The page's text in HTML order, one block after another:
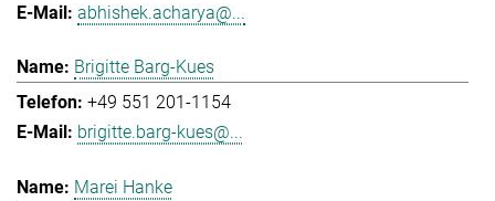
abhishek.acharya@...
Brigitte Barg-Kues
+49 551 201-1154
brigitte.barg-kues@...
Marei Hanke